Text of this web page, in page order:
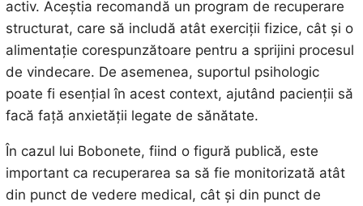
activ. Aceștia recomandă un program de recuperare
structurat, care să includă atât exerciții fizice, cât și o
alimentație corespunzătoare pentru a sprijini procesul
de vindecare. De asemenea, suportul psihologic
poate fi esențial în acest context, ajutând pacienții să
facă față anxietății legate de sănătate.
În cazul lui Bobonete, fiind o figură publică, este
important ca recuperarea sa să fie monitorizată atât
din punct de vedere medical, cât și din punct de